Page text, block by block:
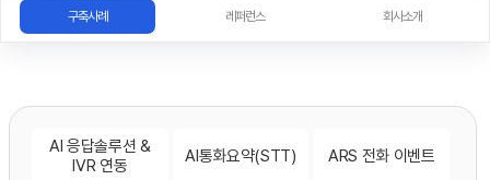
구축사례 레퍼런스 회사소개
AI 응답솔루션 &
IVR 연동
AI통화요약(STT) ARS 전화 이벤트